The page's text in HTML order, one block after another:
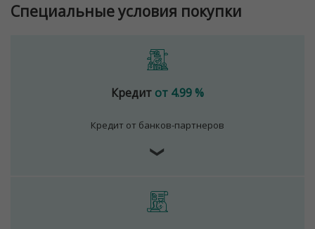
Специальные условия покупки
Кредит от 4.99 %
Кредит от банков-партнеров
❯